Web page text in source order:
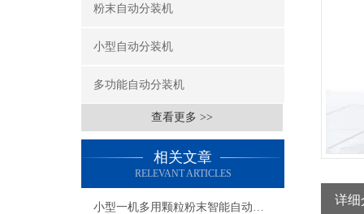
粉末自动分装机
小型自动分装机
多功能自动分装机
查看更多 >>
相关文章
RELEVANT ARTICLES
小型一机多用颗粒粉末智能自动分装机厂家
详细